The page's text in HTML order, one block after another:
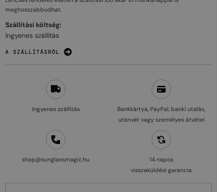
Ingyenes szállítás
Bankkártya, PayPal, banki utalás,
utánvét vagy személyes átvétel
shop@sunglassmagic.hu
14 napos
visszaküldési garancia
meghosszabbodhat.
Szállítási költség:
Ingyenes szállítás
A SZÁLLÍTÁSRÓL